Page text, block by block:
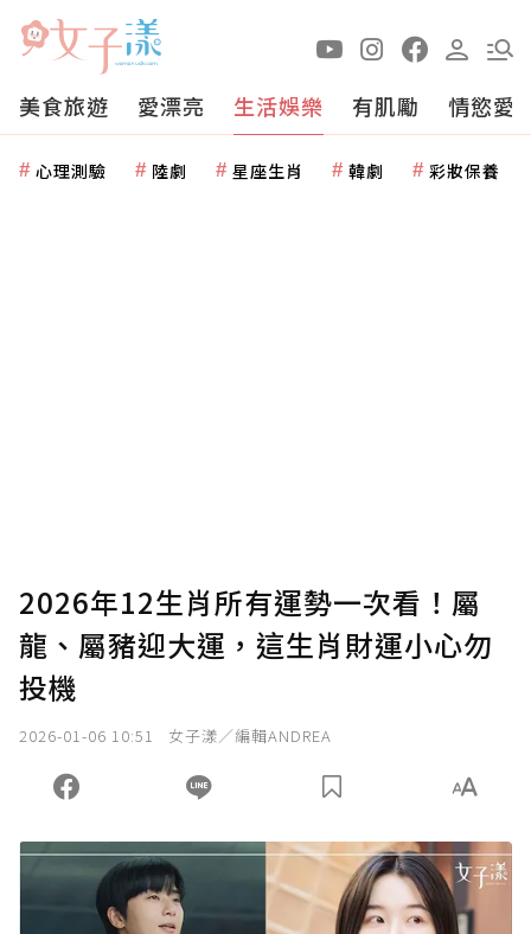
美食旅遊 愛漂亮 生活娛樂 有肌勵 情慾愛
心理測驗 陸劇 星座生肖 韓劇 彩妝保養
2026年12生肖所有運勢一次看！屬
龍、屬豬迎大運，這生肖財運小心勿
投機
2026-01-06 10:51 女子漾／編輯ANDREA